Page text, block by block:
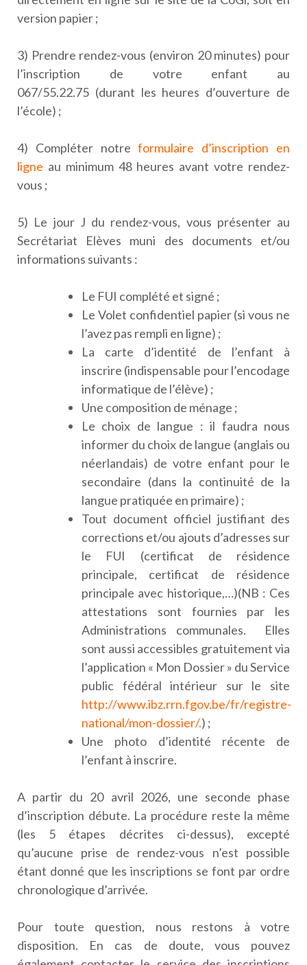
version papier ;
3) Prendre rendez-vous (environ 20 minutes) pour
l’inscription de votre enfant au
067/55.22.75 (durant les heures d’ouverture de
l’école) ;
4) Compléter notreformulaire d’inscription en
ligne au minimum 48 heures avant votre rendez-
vous ;
5) Le jour J du rendez-vous, vous présenter au
Secrétariat Elèves muni des documents et/ou
informations suivants :
Le FUI complété et signé ;
Le Volet confidentiel papier (si vous ne
l’avez pas rempli en ligne) ;
La carte d’identité de l’enfant à
inscrire (indispensable pour l’encodage
informatique de l’élève) ;
Une composition de ménage ;
Le choix de langue : il faudra nous
informer du choix de langue (anglais ou
néerlandais) de votre enfant pour le
secondaire (dans la continuité de la
langue pratiquée en primaire) ;
Tout document officiel justifiant des
corrections et/ou ajouts d’adresses sur
le FUI (certificat de résidence
principale, certificat de résidence
principale avec historique,…)(NB : Ces
attestations sont fournies par les
Administrations communales. Elles
sont aussi accessibles gratuitement via
l’application « Mon Dossier » du Service
public fédéral intérieur sur le site
http://www.ibz.rrn.fgov.be/fr/registre-
national/mon-dossier/.) ;
Une photo d’identité récente de
l’enfant à inscrire.
A partir du 20 avril 2026, une seconde phase
d’inscription débute. La procédure reste la même
(les 5 étapes décrites ci-dessus), excepté
qu’aucune prise de rendez-vous n’est possible
étant donné que les inscriptions se font par ordre
chronologique d’arrivée.
Pour toute question, nous restons à votre
disposition. En cas de doute, vous pouvez